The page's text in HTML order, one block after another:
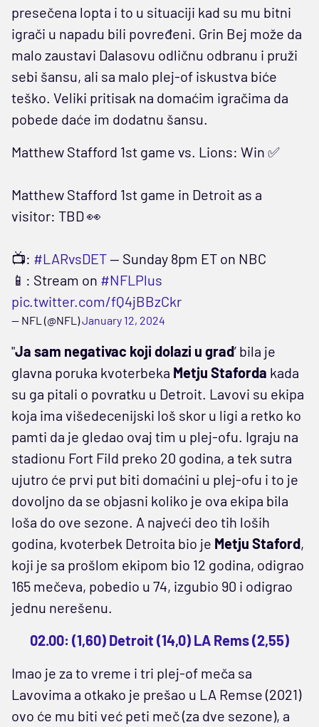
presečena lopta i to u situaciji kad su mu bitni
igrači u napadu bili povređeni. Grin Bej može da
malo zaustavi Dalasovu odličnu odbranu i pruži
sebi šansu, ali sa malo plej-of iskustva biće
teško. Veliki pritisak na domaćim igračima da
pobede daće im dodatnu šansu.
Matthew Stafford 1st game vs. Lions: Win ✅
Matthew Stafford 1st game in Detroit as a
visitor: TBD 👀
📺: #LARvsDET— Sunday 8pm ET on NBC
📱: Stream on #NFLPlus
pic.twitter.com/fQ4jBBzCkr
— NFL (@NFL)January 12, 2024
"Ja sam negativac koji dolazi u grad’ bila je
glavna poruka kvoterbeka Metju Staforda kada
su ga pitali o povratku u Detroit. Lavovi su ekipa
koja ima višedecenijski loš skor u ligi a retko ko
pamti da je gledao ovaj tim u plej-ofu. Igraju na
stadionu Fort Fild preko 20 godina, a tek sutra
ujutro će prvi put biti domaćini u plej-ofu i to je
dovoljno da se objasni koliko je ova ekipa bila
loša do ove sezone. A najveći deo tih loših
godina, kvoterbek Detroita bio je Metju Staford,
koji je sa prošlom ekipom bio 12 godina, odigrao
165 mečeva, pobedio u 74, izgubio 90 i odigrao
jednu nerešenu.
02.00: (1,60) Detroit (14,0) LA Rems (2,55)
Imao je za to vreme i tri plej-of meča sa
Lavovima a otkako je prešao u LA Remse (2021)
ovo će mu biti već peti meč (za dve sezone), a